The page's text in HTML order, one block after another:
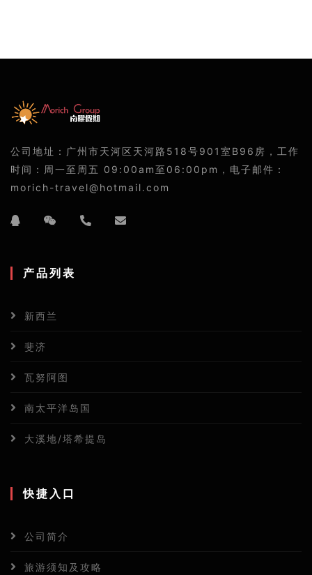
公司地址：广州市天河区天河路518号901室B96房，工作
时间：周一至周五 09:00am至06:00pm，电子邮件：
morich-travel@hotmail.com
产品列表
新西兰
斐济
瓦努阿图
南太平洋岛国
大溪地/塔希提岛
快捷入口
公司简介
旅游须知及攻略